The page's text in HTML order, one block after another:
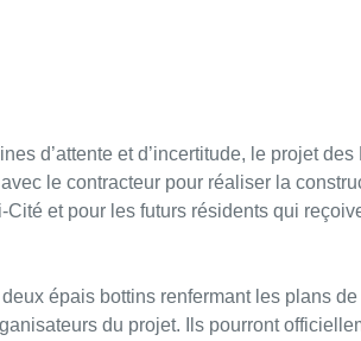
d’attente et d’incertitude, le projet
avec le contracteur pour réaliser la
et pour les futurs résidents qui
épais bottins renfermant les plans
du projet. Ils pourront